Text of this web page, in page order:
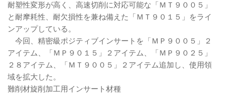
耐塑性変形が高く、高速切削に対応可能な「ＭＴ９００５」
と耐摩耗性、耐欠損性を兼ね備えた「ＭＴ９０１５」をライ
ンアップしている。
今回、精密級ポジティブインサートを「ＭＰ９００５」２
アイテム、「ＭＰ９０１５」２アイテム、「ＭＰ９０２５」
２８アイテム、「ＭＴ９００５」２アイテム追加し、使用領
域を拡大した。
難削材旋削加工用インサート材種